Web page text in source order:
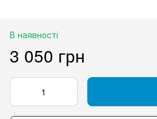
В наявності
3 050 грн